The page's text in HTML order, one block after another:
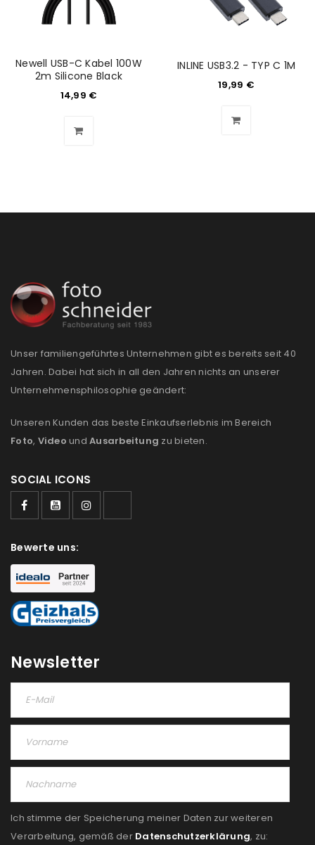
ANMELDEN
Angemeldet bleiben
ANMELDEN
REGISTRIEREN
deine E-Mail-Adresse gesendet.
Please select all the ways you would like to hear from
Ja, ich möchte ein Kundenkonto eröffnen und
akzeptiere die
REGISTRIEREN
Newell USB-C Kabel 100W
2m Silicone Black
14,99 €
INLINE USB3.2 - TYP C 1M
19,99 €
Unser familiengeführtes Unternehmen gibt es bereits seit 40
Jahren. Dabei hat sich in all den Jahren nichts an unserer
Unternehmensphilosophie geändert:
Unseren Kunden das beste Einkaufserlebnis im Bereich
Foto, Video und Ausarbeitung zu bieten.
SOCIAL ICONS
Bewerte uns:
Newsletter
Ich stimme der Speicherung meiner Daten zur weiteren
Verarbeitung, gemäß der Datenschutzerklärung, zu: